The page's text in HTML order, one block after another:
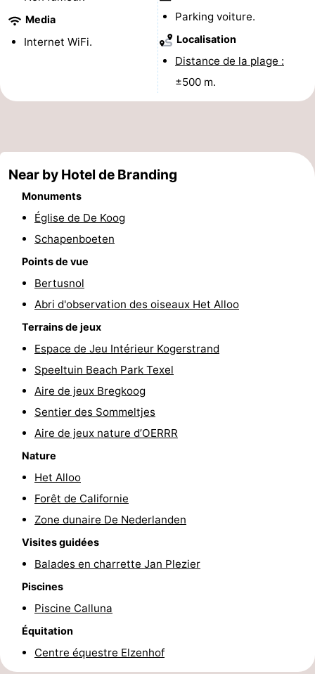
Zee
Vlijt
Hoeve
d'hôtes
Chaumières
Eibernest
Park
Texel
Buytenveldt
Krim
EuroParcs
Texel
Kustpark
Texel
Sluftervallei
Strandhuys
Villapark
Residentie
Villapark
Vogelmient
Hôtels
minutes
Plages
Media
Internet WiFi.
Parking voiture.
Localisation
Distance de la plage :
±500 m.
Near by Hotel de Branding
Monuments
Église de De Koog
Schapenboeten
Points de vue
Bertusnol
Abri d'observation des oiseaux Het Alloo
Terrains de jeux
Espace de Jeu Intérieur Kogerstrand
Speeltuin Beach Park Texel
Aire de jeux Bregkoog
Sentier des Sommeltjes
Aire de jeux nature d’OERRR
Nature
Het Alloo
Forêt de Californie
Zone dunaire De Nederlanden
Visites guidées
Balades en charrette Jan Plezier
Piscines
Piscine Calluna
Équitation
Centre équestre Elzenhof